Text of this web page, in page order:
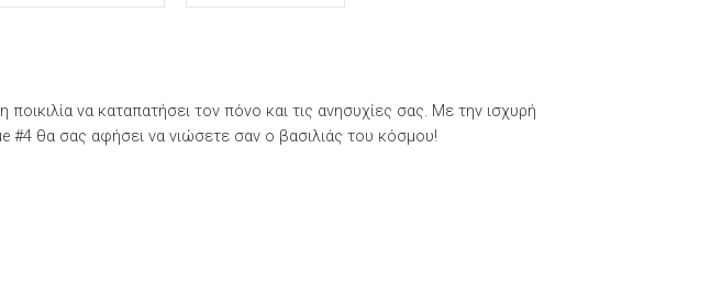
να καταπατήσει τον πόνο και τις ανησυχίες σας. Με την ισχυρή
#4 θα σας αφήσει να νιώσετε σαν ο βασιλιάς του κόσμου!